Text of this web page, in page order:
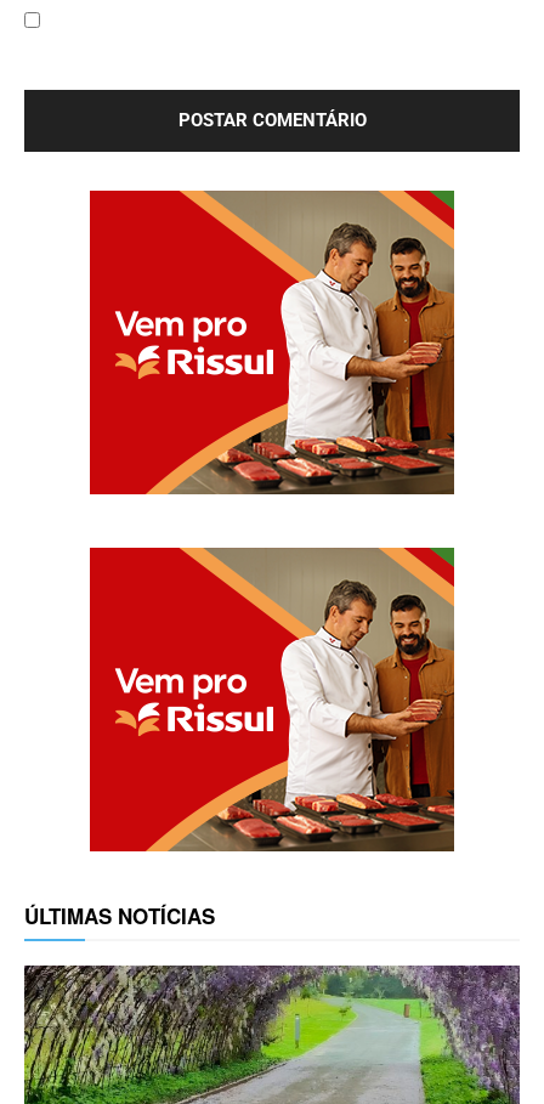
ÚLTIMAS NOTÍCIAS